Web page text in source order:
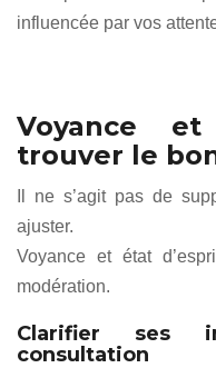
influencée par vos
Voyance
trouver le
Il ne s’agit pas de
ajuster.
Voyance et état
modération.
Clarifier ses
consultation